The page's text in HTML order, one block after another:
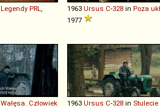
Legendy PRL 1963 Ursus C-328 in Poza
1977
Wałęsa. Człowiek
1963 Ursus C-328 in